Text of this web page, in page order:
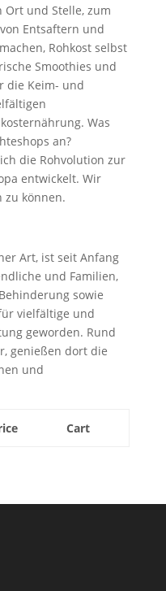
Ort und Stelle, zum
Entsaftern und
Rohkost selbst
Smoothies und
die Keim- und
Was
an?
die Rohvolution zur
entwickelt. Wir
zu können.
Art, ist seit Anfang
und Familien,
sowie
vielfältige und
geworden. Rund
genießen dort die
und
Cart